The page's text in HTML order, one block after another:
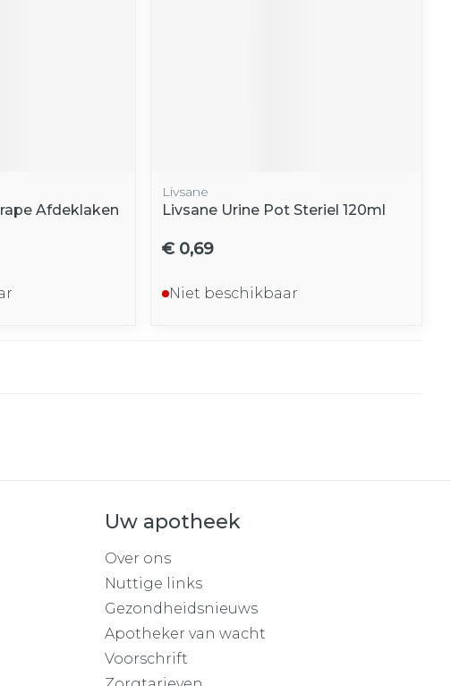
Afdeklaken
Livsane
Livsane Urine Pot Steriel 120ml
€ 0,69
Niet beschikbaar
Uw apotheek
Over ons
Nuttige links
Gezondheidsnieuws
Apotheker van wacht
Voorschrift